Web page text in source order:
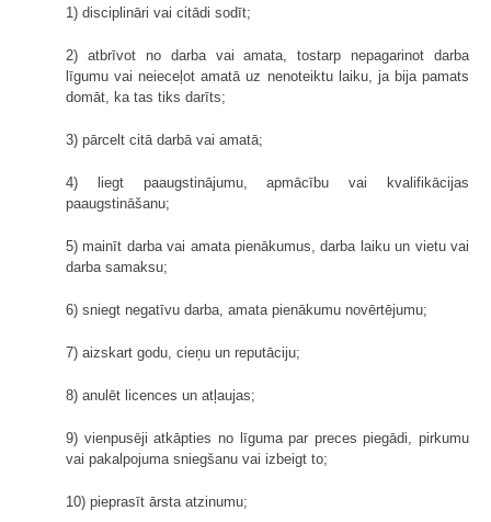
1) disciplināri vai citādi sodīt;
2) atbrīvot no darba vai amata, tostarp nepagarinot darba
līgumu vai neieceļot amatā uz nenoteiktu laiku, ja bija pamats
domāt, ka tas tiks darīts;
3) pārcelt citā darbā vai amatā;
4) liegt paaugstinājumu, apmācību vai kvalifikācijas
paaugstināšanu;
5) mainīt darba vai amata pienākumus, darba laiku un vietu vai
darba samaksu;
6) sniegt negatīvu darba, amata pienākumu novērtējumu;
7) aizskart godu, cieņu un reputāciju;
8) anulēt licences un atļaujas;
9) vienpusēji atkāpties no līguma par preces piegādi, pirkumu
vai pakalpojuma sniegšanu vai izbeigt to;
10) pieprasīt ārsta atzinumu;